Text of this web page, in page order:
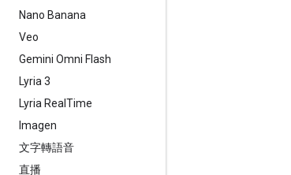
Nano Banana
Veo
Gemini Omni Flash
Lyria 3
Lyria Real Time
Imagen
文字轉語音
直播